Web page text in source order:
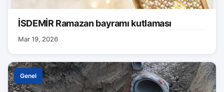
İSDEMİR Ramazan bayramı kutlaması
Mar 19, 2026
Genel